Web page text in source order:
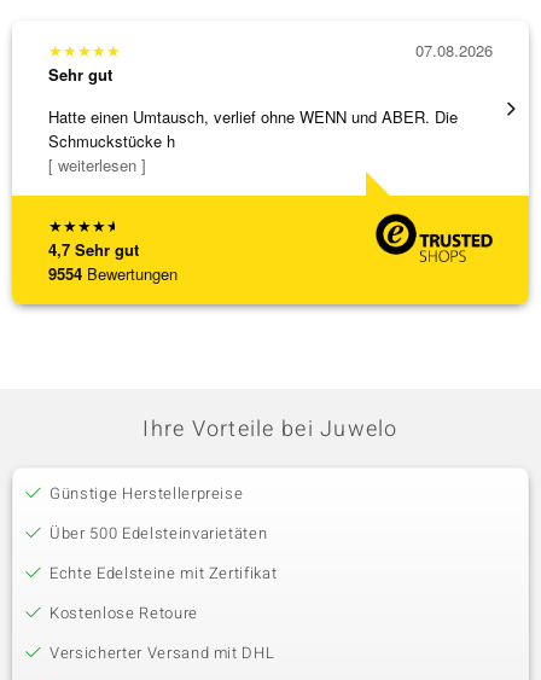
★★★★★
4,7 Sehr gut
9554 Bewertungen
★★★★★
Sehr gut
Hatte einen Umtausch, verlief ohne WENN und ABER. Die
Schmuckstücke h
[ weiterlesen ]
07.08.2026
Alles
Ihre Vorteile bei Juwelo
Günstige Herstellerpreise
Über 500 Edelsteinvarietäten
Echte Edelsteine mit Zertifikat
Kostenlose Retoure
Versicherter Versand mit DHL